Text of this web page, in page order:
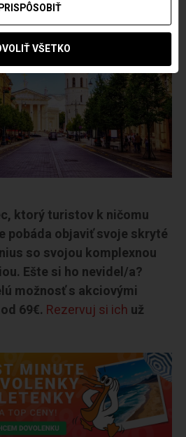
ktorý turistov k ničomu
pobáda objaviť svoje skryté
so svojou komplexnou
Ešte si ho nevidel/a?
možnosť s akciovými
69€. Rezervuj si ich už
VŠETKO